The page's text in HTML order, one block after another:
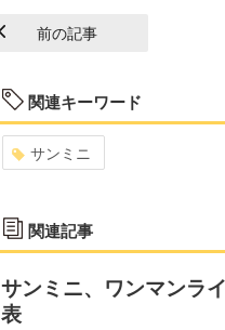
前の記事
関連キーワード
サンミニ
関連記事
サンミニ、ワンマンラ
表